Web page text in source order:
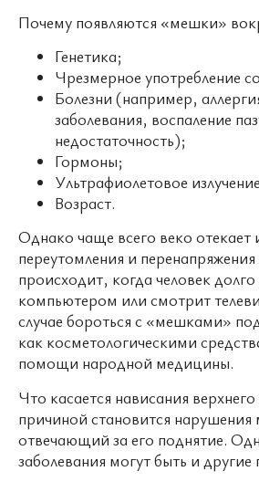
Почему появляются «мешки»
Генетика;
Чрезмерное употребление
Болезни (например,
заболевания, воспаление
недостаточность);
Гормоны;
Ультрафиолетовое
Возраст.
Однако чаще всего веко отекает
переутомления и перенапряжения
происходит, когда человек долго
компьютером или смотрит
случае бороться с «мешками»
как косметологическими
помощи народной медицины.
Что касается нависания
причиной становится
отвечающий за его поднятие.
заболевания могут быть и